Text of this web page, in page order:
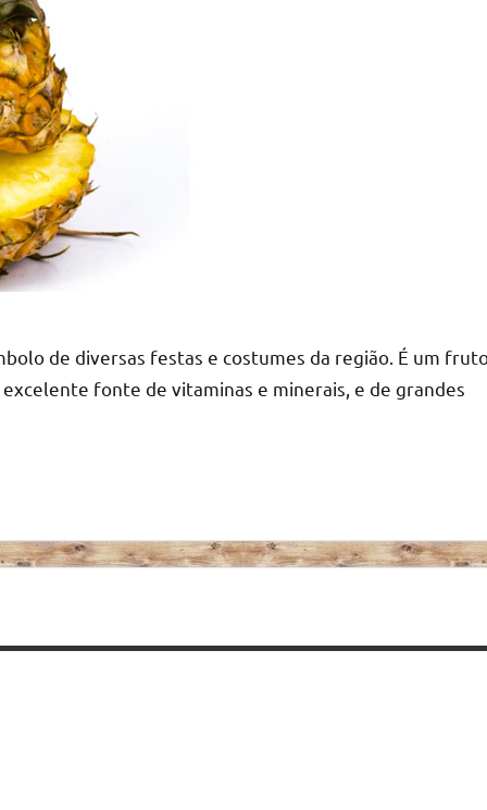
de diversas festas e costumes da região. É um
fonte de vitaminas e minerais, e de grandes